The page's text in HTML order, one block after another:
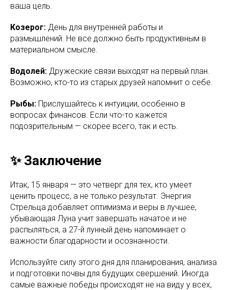
ваша цель.
Козерог: День для внутренней работы и
размышлений. Не все должно быть продуктивным в
материальном смысле.
Водолей: Дружеские связи выходят на первый план.
Возможно, кто-то из старых друзей напомнит о себе.
Рыбы: Прислушайтесь к интуиции, особенно в
вопросах финансов. Если что-то кажется
подозрительным — скорее всего, так и есть.
✨ Заключение
Итак, 15 января — это четверг для тех, кто умеет
ценить процесс, а не только результат. Энергия
Стрельца добавляет оптимизма и веры в лучшее,
убывающая Луна учит завершать начатое и не
распыляться, а 27-й лунный день напоминает о
важности благодарности и осознанности.
Используйте силу этого дня для планирования, анализа
и подготовки почвы для будущих свершений. Иногда
самые важные победы происходят не на виду у всех,